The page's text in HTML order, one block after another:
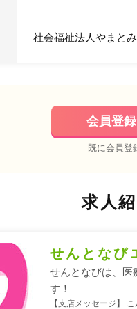
社会福祉法人やまと
会員登
既に会員登
求人
せんとなび
せんとなびは、医
す！
【支店メッセージ】